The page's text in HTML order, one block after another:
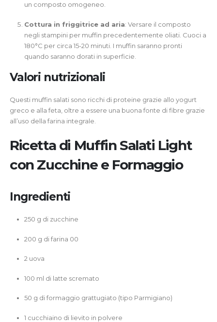
un composto omogeneo.
Cottura in friggitrice ad aria: Versare il composto
negli stampini per muffin precedentemente oliati. Cuoci a
180°C per circa 15-20 minuti. I muffin saranno pronti
quando saranno dorati in superficie.
Valori nutrizionali
Questi muffin salati sono ricchi di proteine grazie allo yogurt
greco e alla feta, oltre a essere una buona fonte di fibre grazie
all’uso della farina integrale.
Ricetta di Muffin Salati Light
con Zucchine e Formaggio
Ingredienti
250 g di zucchine
200 g di farina 00
2 uova
100 ml di latte scremato
50 g di formaggio grattugiato (tipo Parmigiano)
1 cucchiaino di lievito in polvere